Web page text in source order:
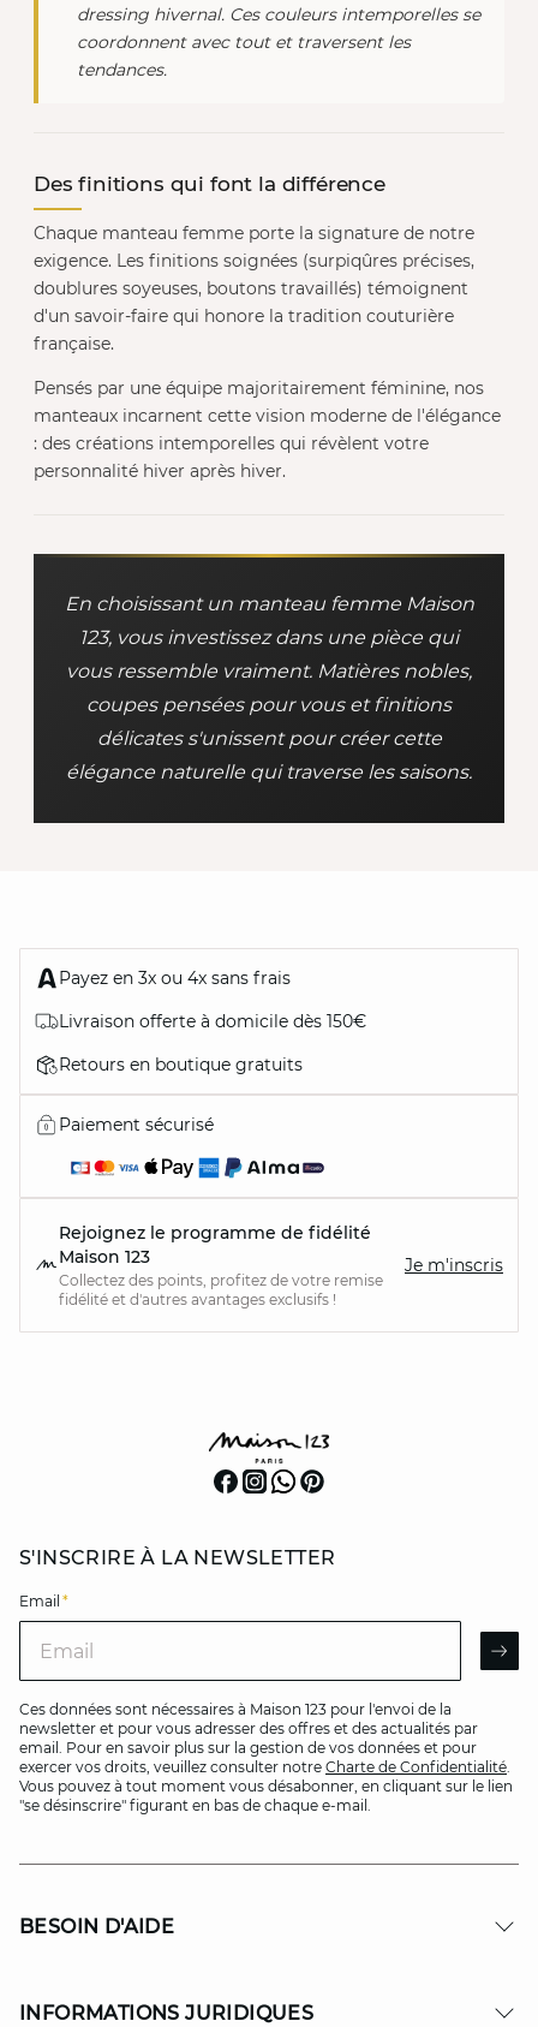
dressing hivernal. Ces couleurs intemporelles se
coordonnent avec tout et traversent les
tendances.
Des finitions qui font la différence
Chaque manteau femme porte la signature de notre
exigence. Les finitions soignées (surpiqûres précises,
doublures soyeuses, boutons travaillés) témoignent
d'un savoir-faire qui honore la tradition couturière
française.
Pensés par une équipe majoritairement féminine, nos
manteaux incarnent cette vision moderne de l'élégance
: des créations intemporelles qui révèlent votre
personnalité hiver après hiver.
En choisissant un manteau femme Maison
123, vous investissez dans une pièce qui
vous ressemble vraiment. Matières nobles,
coupes pensées pour vous et finitions
délicates s'unissent pour créer cette
élégance naturelle qui traverse les saisons.
Payez en 3x ou 4x sans frais
Livraison offerte à domicile dès 150€
Retours en boutique gratuits
Paiement sécurisé
Rejoignez le programme de fidélité
Maison 123
Collectez des points, profitez de votre remise
fidélité et d'autres avantages exclusifs !
Je m'inscris
S'INSCRIRE À LA NEWSLETTER
Email *
Ces données sont nécessaires à Maison 123 pour l'envoi de la
newsletter et pour vous adresser des offres et des actualités par
email. Pour en savoir plus sur la gestion de vos données et pour
exercer vos droits, veuillez consulter notre Charte de Confidentialité.
Vous pouvez à tout moment vous désabonner, en cliquant sur le lien
"se désinscrire" figurant en bas de chaque e-mail.
BESOIN D'AIDE
INFORMATIONS JURIDIQUES